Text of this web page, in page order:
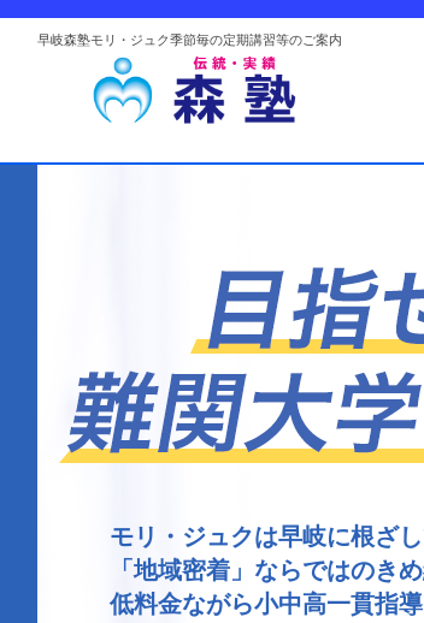
早岐森塾モリ・ジュク季節毎の定期講習等のご案内
モリ・ジュクは早岐に根ざし
「地域密着」ならではのき
低料金ながら小中高一貫指